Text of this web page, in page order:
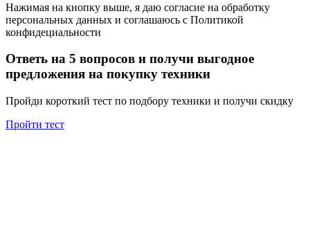
Нажимая на кнопку выше, я даю согласие на обработку
персональных данных и соглашаюсь с Политикой
конфидециальности
Ответь на 5 вопросов и получи выгодное
предложения на покупку техники
Пройди короткий тест по подбору техники и получи скидку
Пройти тест